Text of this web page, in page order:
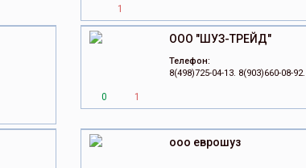
1
0 1
ООО "ШУЗ-ТРЕЙД"
Телефон:
8(498)725-04-13. 8(903)660-08-92.
ооо еврошуз